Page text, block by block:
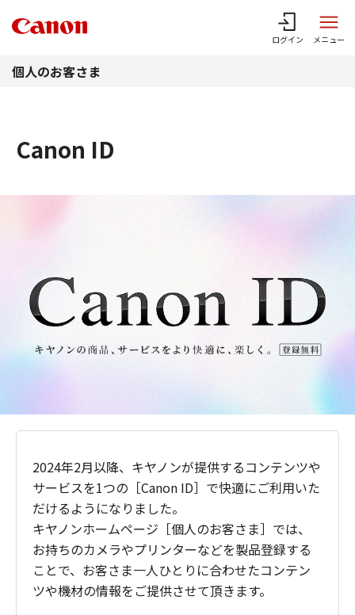
ログイン メニュー
個人のお客さま
Canon ID
2024年2月以降、キヤノンが提供するコンテンツや
サービスを1つの［Canon ID］で快適にご利用いた
だけるようになりました。
キヤノンホームページ［個人のお客さま］では、
お持ちのカメラやプリンターなどを製品登録する
ことで、お客さま一人ひとりに合わせたコンテン
ツや機材の情報をご提供させて頂きます。